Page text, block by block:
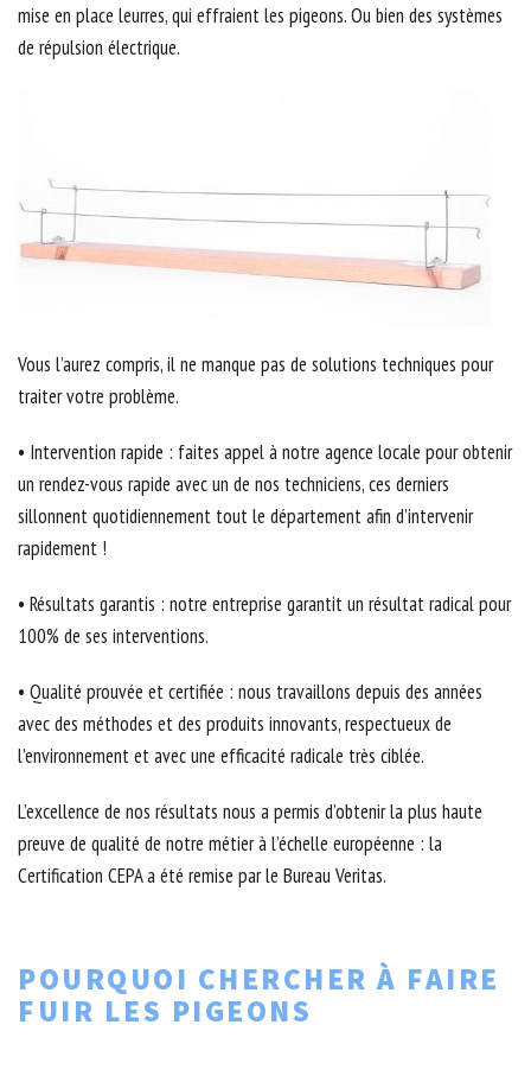
mise en place leurres, qui effraient les pigeons. Ou bien des systèmes
de répulsion électrique.
Vous l’aurez compris, il ne manque pas de solutions techniques pour
traiter votre problème.
• Intervention rapide : faites appel à notre agence locale pour obtenir
un rendez-vous rapide avec un de nos techniciens, ces derniers
sillonnent quotidiennement tout le département afin d’intervenir
rapidement !
• Résultats garantis : notre entreprise garantit un résultat radical pour
100% de ses interventions.
• Qualité prouvée et certifiée : nous travaillons depuis des années
avec des méthodes et des produits innovants, respectueux de
l’environnement et avec une efficacité radicale très ciblée.
L’excellence de nos résultats nous a permis d’obtenir la plus haute
preuve de qualité de notre métier à l’échelle européenne : la
Certification CEPA a été remise par le Bureau Veritas.
POURQUOI CHERCHER À FAIRE
FUIR LES PIGEONS